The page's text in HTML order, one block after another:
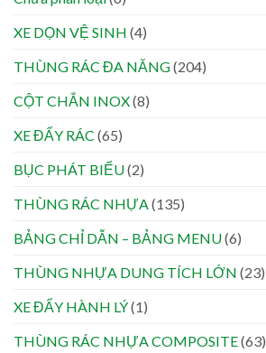
XE DỌN VỆ SINH (4)
THÙNG RÁC ĐA NĂNG(204)
CỘT CHẮN INOX(8)
XE ĐẨY RÁC (65)
BỤC PHÁT BIỂU(2)
THÙNG RÁC NHỰA(135)
BẢNG CHỈ DẪN – BẢNG MENU(6)
THÙNG NHỰA DUNG TÍCH LỚN (23)
XE ĐẨY HÀNH LÝ(1)
THÙNG RÁC NHỰA COMPOSITE(63)